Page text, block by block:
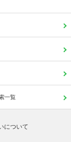
一覧
について